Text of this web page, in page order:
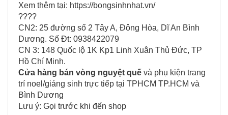
Xem thêm tại: https://bongsinhnhat.vn/
????
CN2: 25 đường số 2 Tây A, Đông Hòa, Dĩ An Bình
Dương. Số Đt: 0938422079
CN 3: 148 Quốc lộ 1K Kp1 Linh Xuân Thủ Đức, TP
Hồ Chí Minh.
Cửa hàng bán vòng nguyệt quế và phụ kiện trang
trí noel/giáng sinh trực tiếp tại TPHCM TP.HCM và
Bình Dương
Lưu ý: Gọi trước khi đến shop